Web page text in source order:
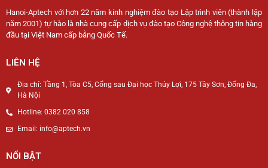
Hanoi-Aptech với hơn 22 năm kinh nghiệm đào tạo Lập trình viên (thành lập
năm 2001) tự hào là nhà cung cấp dịch vụ đào tạo Công nghệ thông tin hàng
đầu tại Việt Nam cấp bằng Quốc Tế.
LIÊN HỆ
Địa chỉ: Tầng 1, Tòa C5, Cổng sau Đại học Thủy Lợi, 175 Tây Sơn, Đống Đa,
Hà Nội
Hotline: 0382 020 858
Email: info@aptech.vn
NỔI BẬT